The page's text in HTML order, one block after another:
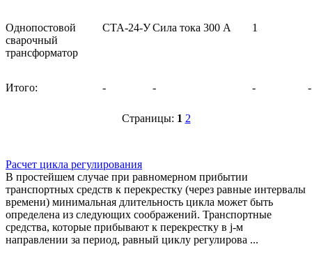
Однопостовой
сварочный
трансформатор
СТА‑24‑УСила тока 300 А 1
Итого: - - - -
Страницы: 1 2
Расчет цикла регулирования
В простейшем случае при равномерном прибытии
транспортных средств к перекрестку (через равные интервалы
времени) минимальная длительность цикла может быть
определена из следующих соображений. Транспортные
средства, которые прибывают к перекрестку в j-м
направлении за период, равный циклу регулирова ...